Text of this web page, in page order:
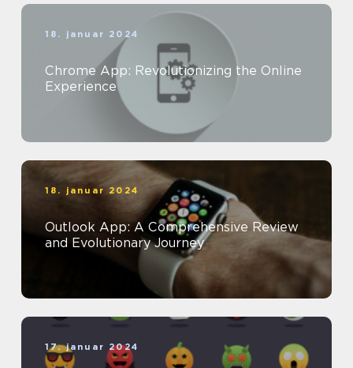
18. januar 2024
Chrome App: Revolutionizing the Online
Experience
18. januar 2024
Outlook App: A Comprehensive Review
and Evolutionary Journey
17. januar 2024